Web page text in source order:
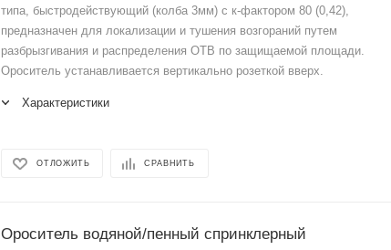
типа, быстродействующий (колба 3мм) с к-фактором 80 (0,42),
предназначен для локализации и тушения возгораний путем
разбрызгивания и распределения ОТВ по защищаемой площади.
Ороситель устанавливается вертикально розеткой вверх.
Характеристики
ОТЛОЖИТЬ СРАВНИТЬ
Ороситель водяной/пенный спринклерный